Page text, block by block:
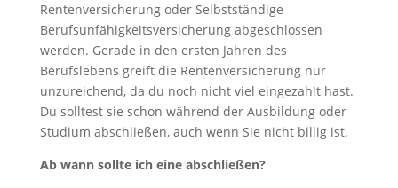
Rentenversicherung oder Selbstständige
Berufsunfähigkeitsversicherung abgeschlossen
werden. Gerade in den ersten Jahren des
Berufslebens greift die Rentenversicherung nur
unzureichend, da du noch nicht viel eingezahlt hast.
Du solltest sie schon während der Ausbildung oder
Studium abschließen, auch wenn Sie nicht billig ist.
Ab wann sollte ich eine abschließen?